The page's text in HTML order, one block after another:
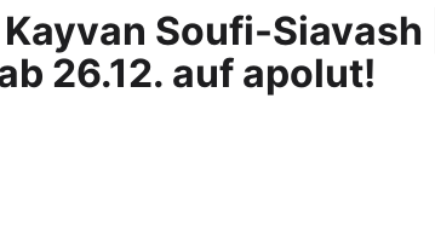
Soufi-Siavash |
26.12. auf apolut!